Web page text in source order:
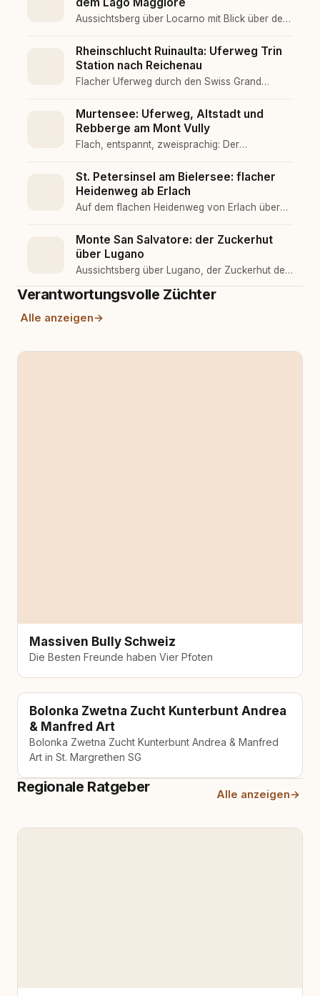
Aussichtsberg über Locarno mit Blick über den
bergab durch Kastanienwald. Der offene
Sessellift nur für ruhige Hunde.
Rheinschlucht Ruinaulta: Uferweg Trin
Station nach Reichenau
Flacher Uferweg durch den Swiss Grand
entlang nach Reichenau, vorbei an der
Hängebrücke Punt Ruinaulta. Die nicht
ausgesetzte Tal-Etappe der Ruinaulta.
Murtensee: Uferweg, Altstadt und
Rebberge am Mont Vully
Flach, entspannt, zweisprachig: Der
mittelalterliche Murten mit den Rebbergen des
Mont Vully, ein Seespaziergang, der kaum zu
überbieten ist.
St. Petersinsel am Bielersee: flacher
Heidenweg ab Erlach
Auf dem flachen Heidenweg von Erlach über
vorbei an Rebbergen und dem alten Kloster, in
dem Rousseau wohnte, zurück per Schiff.
Leinenpflicht im Naturschutzgebiet, Wegegebot
Monte San Salvatore: der Zuckerhut
über Lugano
Aussichtsberg über Lugano, der Zuckerhut der
Schweiz. Bahn hinauf (Hunde erlaubt), zu Fuss
bergab nach Morcote durch schattige
Kastanienwälder.
Verantwortungsvolle Züchter
Alle anzeigen→
Massiven Bully Schweiz
Die Besten Freunde haben Vier Pfoten
Bolonka Zwetna Zucht Kunterbunt Andrea
& Manfred Art
Bolonka Zwetna Zucht Kunterbunt Andrea & Manfred
Art in St. Margrethen SG
Regionale Ratgeber Alle anzeigen→